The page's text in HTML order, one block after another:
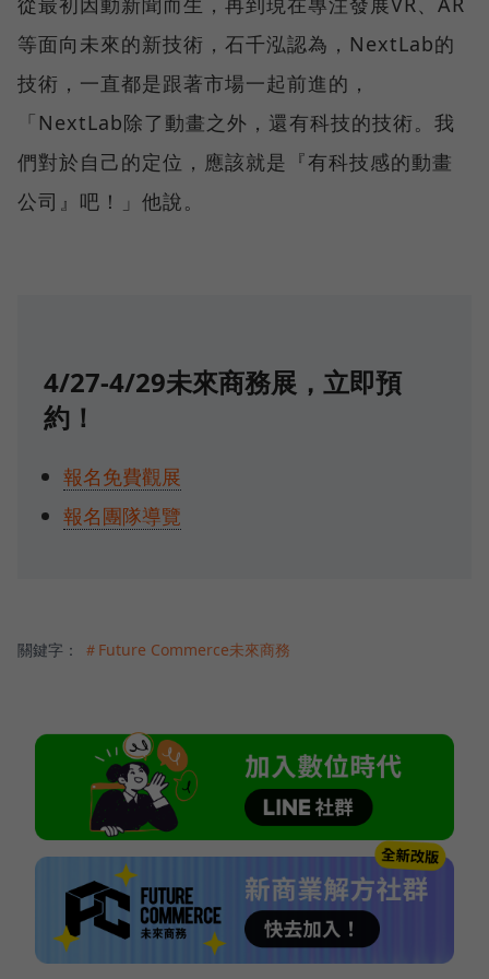
等面向未來的新技術，石千泓認為，NextLab的
技術，一直都是跟著市場一起前進的，
「NextLab除了動畫之外，還有科技的技術。我
們對於自己的定位，應該就是『有科技感的動畫
公司』吧！」他說。
4/27-4/29未來商務展，立即預
約！
報名免費觀展
報名團隊導覽
關鍵字： ＃Future Commerce未來商務